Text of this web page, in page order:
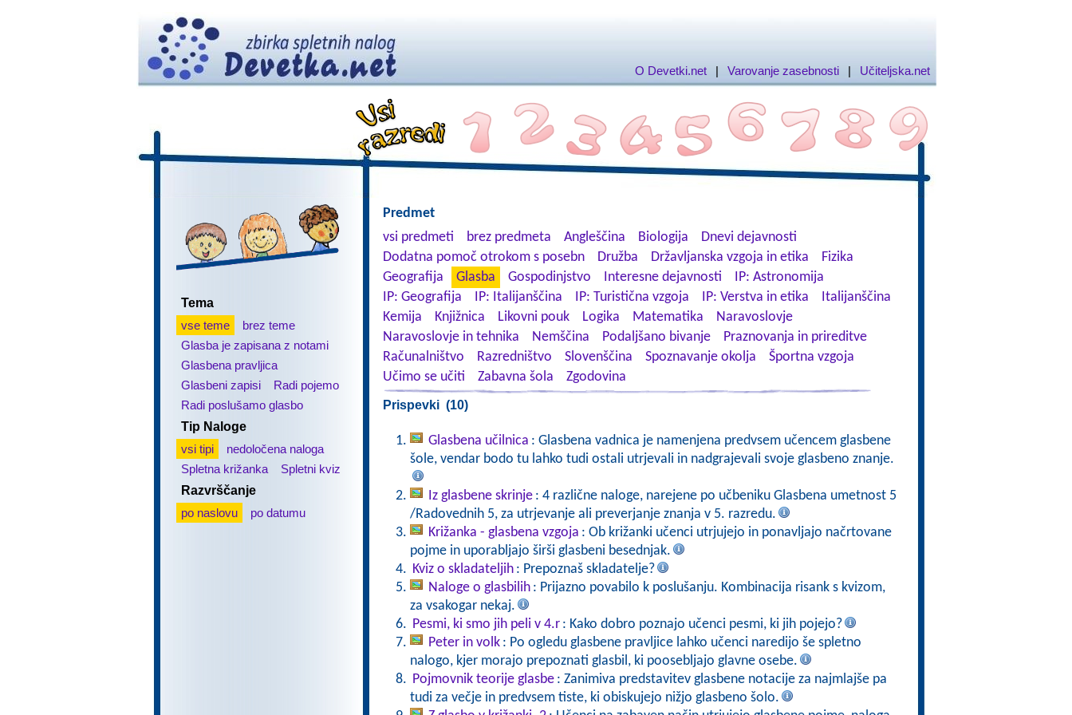
O Devetki.net | Varovanje zasebnosti | Učiteljska.net
Tema
vse teme
brez teme
Glasba je zapisana z notami
Glasbena pravljica
Glasbeni zapisi
Radi pojemo
Radi poslušamo glasbo
Tip Naloge
vsi tipi
nedoločena naloga
Spletna križanka
Spletni kviz
Razvrščanje
po naslovu
po datumu
Predmet
vsi predmeti
brez predmeta Angleščina Biologija
Dnevi dejavnosti
Dodatna pomoč otrokom s posebn
Družba Državljanska vzgoja in etika
Fizika
Geografija
Glasba Gospodinjstvo Interesne dejavnosti
IP: Astronomija
IP: Geografija
IP: Italijanščina IP: Turistična vzgoja IP: Verstva in etika
Italijanščina
Kemija
Knjižnica Likovni pouk Logika Matematika
Naravoslovje
Naravoslovje in tehnika
Nemščina Podaljšano bivanje
Praznovanja in prireditve
Računalništvo
Razredništvo Slovenščina Spoznavanje okolja
Športna vzgoja
Učimo se učiti
Zabavna šola Zgodovina
Prispevki (10)
Glasbena učilnica : Glasbena vadnica je namenjena predvsem učencem glasbene
šole, vendar bodo tu lahko tudi ostali utrjevali in nadgrajevali svoje glasbeno znanje.
Iz glasbene skrinje : 4 različne naloge, narejene po učbeniku Glasbena umetnost 5
/Radovednih 5, za utrjevanje ali preverjanje znanja v 5. razredu.
Križanka - glasbena vzgoja : Ob križanki učenci utrjujejo in ponavljajo načrtovane
pojme in uporabljajo širši glasbeni besednjak.
Kviz o skladateljih : Prepoznaš skladatelje?
Naloge o glasbilih : Prijazno povabilo k poslušanju. Kombinacija risank s kvizom,
za vsakogar nekaj.
Pesmi, ki smo jih peli v 4.r : Kako dobro poznajo učenci pesmi, ki jih pojejo?
Peter in volk : Po ogledu glasbene pravljice lahko učenci naredijo še spletno
nalogo, kjer morajo prepoznati glasbil, ki poosebljajo glavne osebe.
Pojmovnik teorije glasbe : Zanimiva predstavitev glasbene notacije za najmlajše pa
tudi za večje in predvsem tiste, ki obiskujejo nižjo glasbeno šolo.